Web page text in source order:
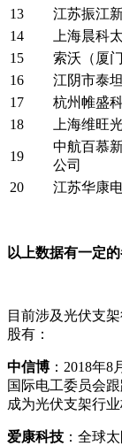
13
江苏振江
14
上海晨科
15
索沃（厦
16
江阴市泰
17
杭州帷盛
18
上海维旺
19
中航百慕
公司
20 江苏华康
以上数据有一定
目前涉及光伏支
股有：
中信博 ：2018年
国际电工委员会
成为光伏支架行
爱康科技 ：全球